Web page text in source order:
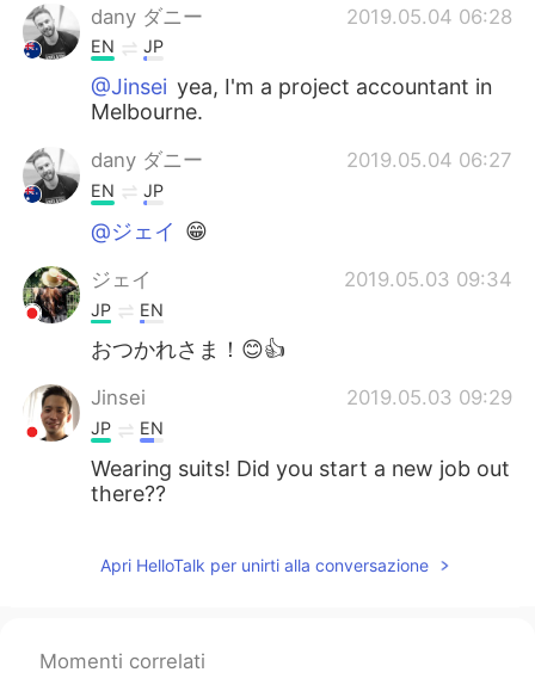
Türkçe
Português
dany ダニー
2019.05.04 06:28
EN JP
@Jinsei yea, I'm a project accountant in
Melbourne.
dany ダニー 2019.05.04 06:27
EN JP
@ジェイ 😁
ジェイ 2019.05.03 09:34
JP EN
おつかれさま！😊👍
Jinsei 2019.05.03 09:29
JP EN
Wearing suits! Did you start a new job out
there??
Apri HelloTalk per unirti alla conversazione
Momenti correlati